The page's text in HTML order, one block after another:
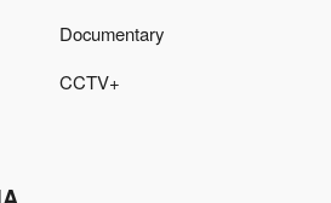
Documentary
CCTV+